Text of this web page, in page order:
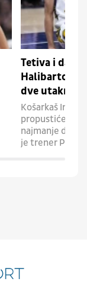
Tetiva i dalje
Halibarton
dve utakmice
Košarkaš
propustiće
najmanje dva
je trener